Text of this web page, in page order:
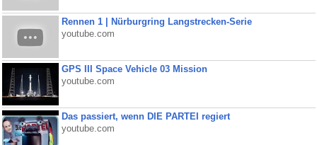
Rennen 1 | Nürburgring Langstrecken-Serie
youtube.com
GPS III Space Vehicle 03 Mission
youtube.com
Das passiert, wenn DIE PARTEI regiert
youtube.com